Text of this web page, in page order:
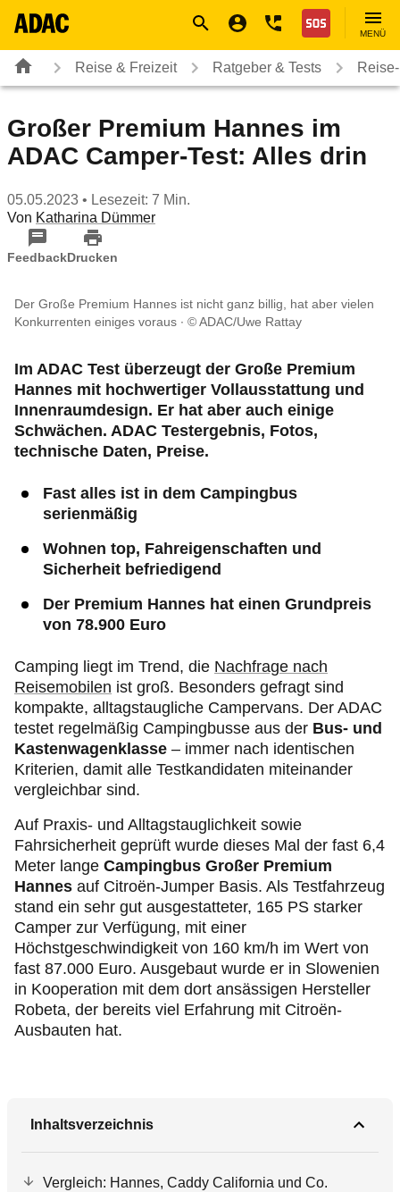
Nothilfe
MENÜ
Reise & Freizeit Ratgeber & Tests
Großer Premium Hannes im
ADAC Camper-Test: Alles drin
05.05.2023 • Lesezeit: 7 Min.
Von Katharina Dümmer
FeedbackDrucken
Der Große Premium Hannes ist nicht ganz billig, hat aber vielen
Konkurrenten einiges voraus
© ADAC/Uwe Rattay
Im ADAC Test überzeugt der Große Premium
Hannes mit hochwertiger Vollausstattung und
Innenraumdesign. Er hat aber auch einige
Schwächen. ADAC Testergebnis, Fotos,
technische Daten, Preise.
Fast alles ist in dem Campingbus
serienmäßig
Wohnen top, Fahreigenschaften und
Sicherheit befriedigend
Der Premium Hannes hat einen Grundpreis
von 78.900 Euro
Camping liegt im Trend, die Nachfrage nach
Reisemobilen ist groß. Besonders gefragt sind
kompakte, alltagstaugliche Campervans. Der ADAC
testet regelmäßig Campingbusse aus der Bus- und
Kastenwagenklasse – immer nach identischen
Kriterien, damit alle Testkandidaten miteinander
vergleichbar sind.
Auf Praxis- und Alltagstauglichkeit sowie
Fahrsicherheit geprüft wurde dieses Mal der fast 6,4
Meter lange Campingbus Großer Premium
Hannes auf Citroën-Jumper Basis. Als Testfahrzeug
stand ein sehr gut ausgestatteter, 165 PS starker
Camper zur Verfügung, mit einer
Höchstgeschwindigkeit von 160 km/h im Wert von
fast 87.000 Euro. Ausgebaut wurde er in Slowenien
in Kooperation mit dem dort ansässigen Hersteller
Robeta, der bereits viel Erfahrung mit Citroën-
Ausbauten hat.
Inhaltsverzeichnis
Vergleich: Hannes, Caddy California und Co.